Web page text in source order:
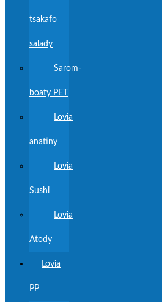
tsakafo
salady
Sarom-
boaty PET
Lovia
anatiny
Lovia
Sushi
Lovia
Atody
Lovia
PP